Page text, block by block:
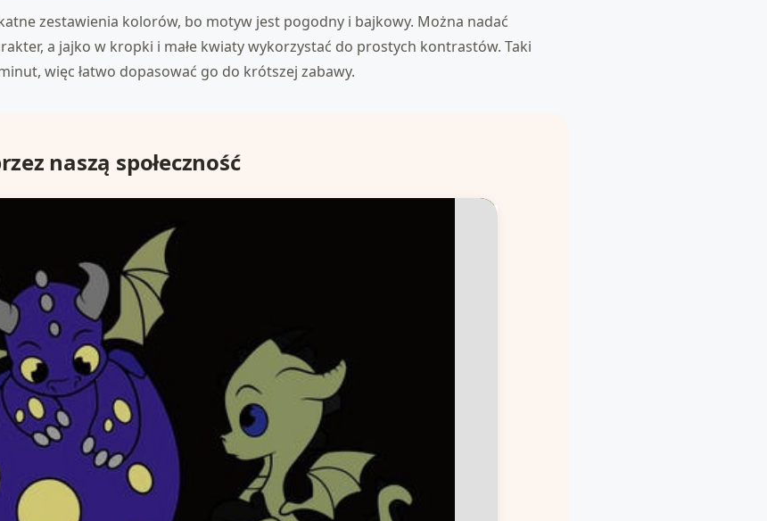
zestawienia kolorów, bo motyw jest pogodny i bajkowy. Można nadać
a jajko w kropki i małe kwiaty wykorzystać do prostych kontrastów. Taki
więc łatwo dopasować go do krótszej zabawy.
naszą społeczność